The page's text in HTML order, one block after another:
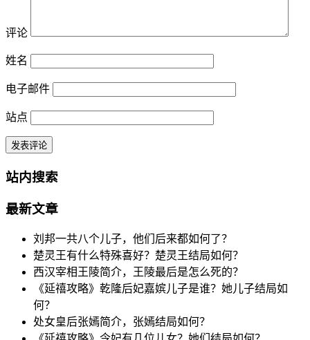
评论
姓名
电子邮件
站点
站内搜索
最新文章
刘邦一共八个儿子，他们后来都如何了？
楚灵王有什么特殊喜好？楚灵王结局如何？
西汉宰相王陵简介，王陵最后是怎么死的？
《延禧攻略》乾隆后妃嘉嫔儿子是谁？她儿子结局如
何？
处女皇后张嫣简介，张嫣结局如何？